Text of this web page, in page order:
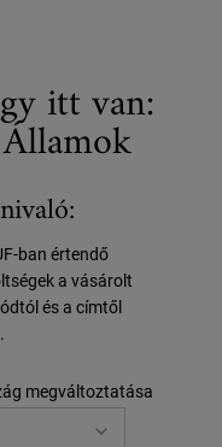
itt van:
ban értendő
a vásárolt
és a címtől
megváltoztatása